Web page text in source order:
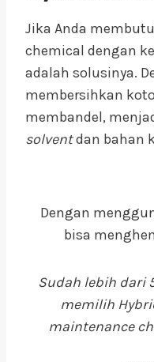
Jika Anda
chemical dengan
adalah solusinya.
membersihkan
membandel,
solventdan bahan
Dengan
bisa
Sudah lebih dari
memilih
maintenance